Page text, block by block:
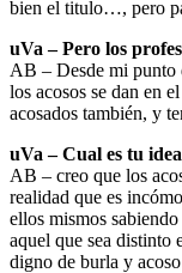
bien el titulo…, pero
uVa – Pero los
AB – Desde mi punto
los acosos se dan en
acosados también, y
uVa – Cual es tu
AB – creo que los
realidad que es
ellos mismos
aquel que sea distinto
digno de burla y